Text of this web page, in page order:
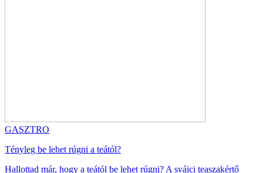
GASZTRO
Tényleg be lehet rúgni a teától?
Hallottad már, hogy a teától be lehet rúgni? A svájci teaszakértő